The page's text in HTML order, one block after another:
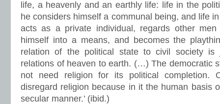
life, a heavenly and an earthly life: life in the
he considers himself a communal being, and life
acts as a private individual, regards other
himself into a means, and becomes the
relation of the political state to civil society
relations of heaven to earth. (…) The democratic
not need religion for its political completion.
disregard religion because in it the human basis
secular manner.’ (ibid.)